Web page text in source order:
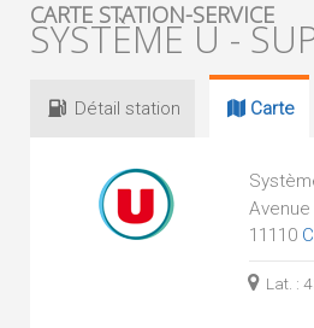
CARTE STATION-SERVICE
SYSTÈME U -
Détail station Carte
Avenue
11110
Lat. :